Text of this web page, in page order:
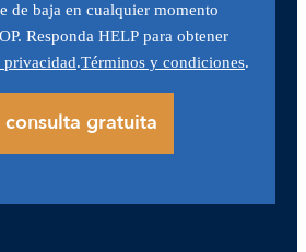
de baja en cualquier momento
Responda HELP para obtener
privacidad.Términos y condiciones.